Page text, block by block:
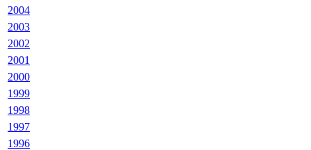
2004
2003
2002
2001
2000
1999
1998
1997
1996